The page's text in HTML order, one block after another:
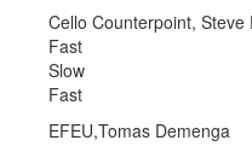
Cello Counterpoint, Steve
Fast
Slow
Fast
EFEU,Tomas Demenga